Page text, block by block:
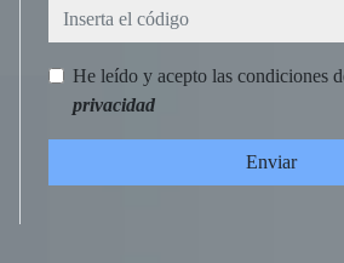
He leído y acepto las condiciones
privacidad
Enviar